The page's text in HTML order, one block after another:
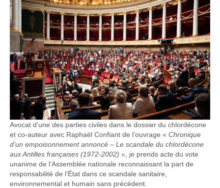
Avocat d’une des parties civiles dans le dossier du chlordécone
et co-auteur avec Raphaël Confiant de l’ouvrage « Chronique
d’un empoisonnement annoncé – Le scandale du chlordécone
aux Antilles françaises (1972-2002) » , je prends acte du vote
unanime de l’Assemblée nationale reconnaissant la part de
responsabilité de l’État dans ce scandale sanitaire,
environnemental et humain sans précédent.